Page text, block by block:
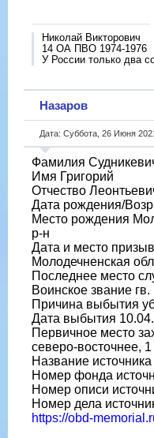
Николай Викторович
14 ОА ПВО 1974-1976
У России только два
Назаров
Дата: Суббота, 26 Июня
Фамилия
Имя Григорий
Отчество
Дата рождения/
Место рождения
р-н
Дата и место
Молодечненская
Последнее место
Воинское звание
Причина выбытия
Дата выбытия
Первичное место
северо-восточнее,
Название
Номер фонда
Номер описи
Номер дела
https://obd-